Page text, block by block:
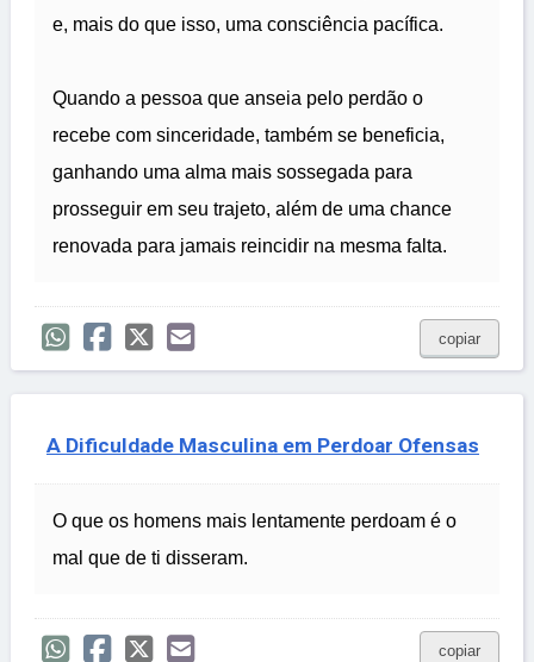
e, mais do que isso, uma consciência pacífica.
Quando a pessoa que anseia pelo perdão o
recebe com sinceridade, também se beneficia,
ganhando uma alma mais sossegada para
prosseguir em seu trajeto, além de uma chance
renovada para jamais reincidir na mesma falta.
copiar
A Dificuldade Masculina em Perdoar Ofensas
O que os homens mais lentamente perdoam é o
mal que de ti disseram.
copiar